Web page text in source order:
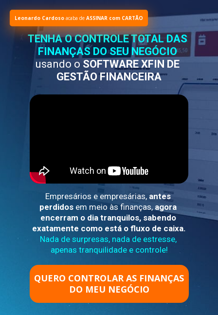
TENHA O CONTROLE TOTAL DAS
FINANÇAS DO SEU NEGÓCIO
usando o SOFTWARE XFIN DE
GESTÃO FINANCEIRA
Empresários e empresárias, antes
perdidos em meio às finanças, agora
encerram o dia tranquilos, sabendo
exatamente como está o fluxo de caixa.
Nada de surpresas, nada de estresse,
apenas tranquilidade e controle!
QUERO CONTROLAR AS FINANÇAS
DO MEU NEGÓCIO
Leonardo Cardoso acaba de ASSINAR com CARTÃO